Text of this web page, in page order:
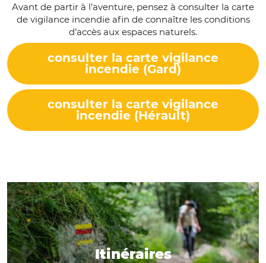
Avant de partir à l’aventure, pensez à consulter la carte
de vigilance incendie afin de connaître les conditions
d’accès aux espaces naturels.
consulter la carte vigilance
incendie (Gard)
consulter la carte vigilance
incendie (Hérault)
Itinéraires